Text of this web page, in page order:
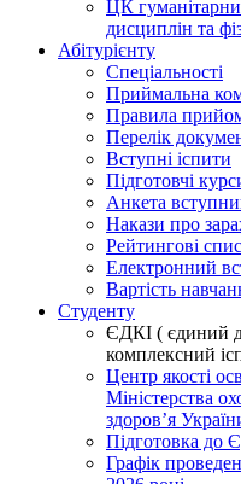
ЦК
дисциплін та
Абітурієнту
Спеціальності
Приймальна
Правила
Перелік
Вступні іспити
Підготовчі
Анкета
Накази про
Рейтингові
Електронний
Вартість
Студенту
ЄДКІ ( єдиний
комплексний
Центр якості
Міністерства
здоровʼя
Підготовка до
Графік